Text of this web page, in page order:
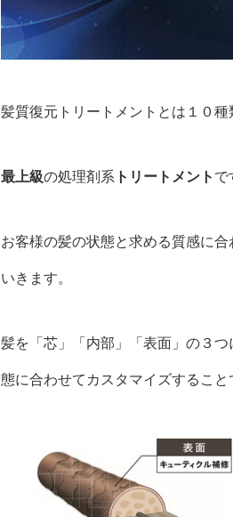
髪質復元トリートメントとは１０
最上級の処理剤系 トリートメント で
お客様の髪の状態と求める質感に
いきます。
髪を「芯」「内部」「表面」の３
態に合わせてカスタマイズすること